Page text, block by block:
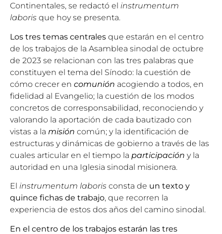
Continentales, se redactó el instrumentum
laboris que hoy se presenta.
Los tres temas centrales que estarán en el centro
de los trabajos de la Asamblea sinodal de octubre
de 2023 se relacionan con las tres palabras que
constituyen el tema del Sínodo: la cuestión de
cómo crecer en comunión acogiendo a todos, en
fidelidad al Evangelio; la cuestión de los modos
concretos de corresponsabilidad, reconociendo y
valorando la aportación de cada bautizado con
vistas a la misión común; y la identificación de
estructuras y dinámicas de gobierno a través de las
cuales articular en el tiempo la participación y la
autoridad en una Iglesia sinodal misionera.
El instrumentum laboris consta de un texto y
quince fichas de trabajo, que recorren la
experiencia de estos dos años del camino sinodal.
En el centro de los trabajos estarán las tres